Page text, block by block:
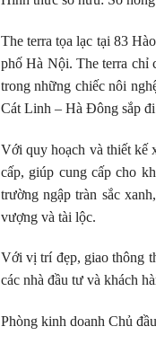
The terra tọa lạc tại 83
phố Hà Nội. The terra chỉ
trong những chiếc nôi
Cát Linh – Hà Đông sắp
Với quy hoạch và thiết kế
cấp, giúp cung cấp cho
trường ngập tràn sắc
vượng và tài lộc.
Với vị trí đẹp, giao thông
các nhà đầu tư và khách
Phòng kinh doanh Chủ